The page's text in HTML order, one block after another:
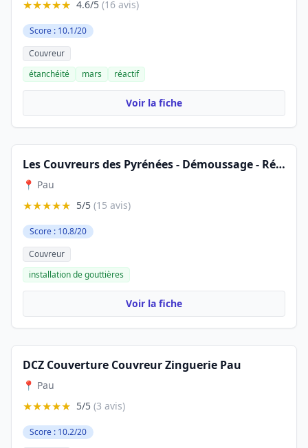
★★★★★ 4.6/5 (16 avis)
Score : 10.1/20
Couvreur
étanchéité
mars réactif
Voir la fiche
Les Couvreurs des Pyrénées - Démoussage - Réparation fuite toit Pau
📍 Pau
★★★★★ 5/5 (15 avis)
Score : 10.8/20
Couvreur
installation de gouttières
Voir la fiche
DCZ Couverture Couvreur Zinguerie Pau
📍 Pau
★★★★★ 5/5 (3 avis)
Score : 10.2/20